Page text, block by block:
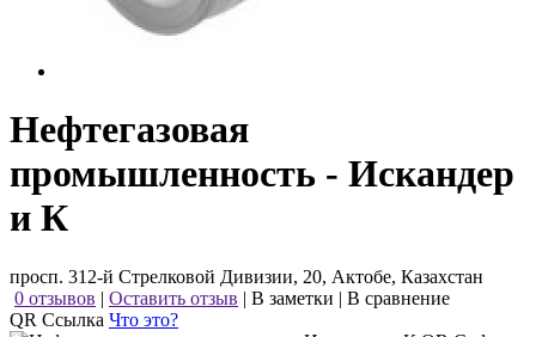
Нефтегазовая
промышленность - Искандер
и К
просп. 312-й Стрелковой Дивизии, 20, Актобе, Казахстан
0 отзывов | Оставить отзыв | В заметки | В сравнение
QR Ссылка Что это?